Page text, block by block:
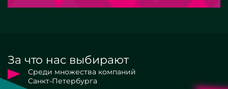
За что нас выбирают
Среди множества компаний
Санкт-Петербурга